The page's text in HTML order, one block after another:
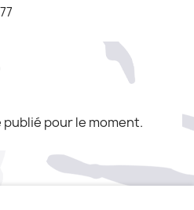
publié pour le moment.